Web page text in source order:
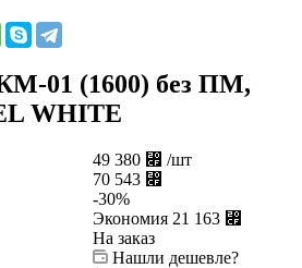
01 (1600) без ПМ,
WHITE
49 380 ⃏ /шт
70 543 ⃏
-30%
Экономия 21 163 ⃏
На заказ
Нашли дешевле?